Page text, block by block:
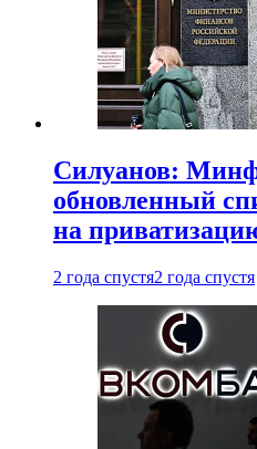
Силуанов:
обновленный
на
2 года спустя2 года спустя